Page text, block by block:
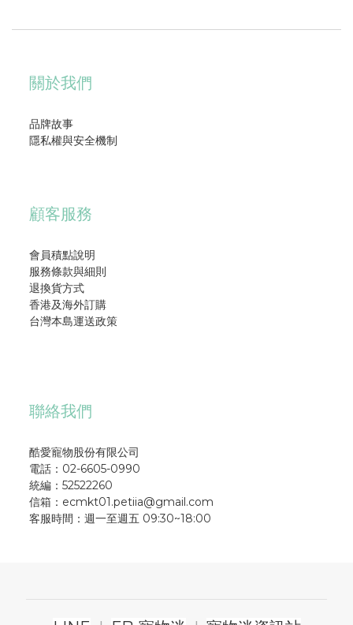
關於我們
品牌故事
隱私權與安全機制
顧客服務
會員積點說明
服務條款與細則
退換貨方式
香港及海外訂購
台灣本島運送政策
聯絡我們
酷愛寵物股份有限公司
電話：02-6605-0990
統編：52522260
信箱：ecmkt01.petiia@gmail.com
客服時間：週一至週五 09:30~18:00